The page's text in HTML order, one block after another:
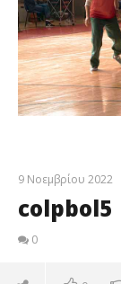
9 Νοεμβρίου 2022
colpbol5
0